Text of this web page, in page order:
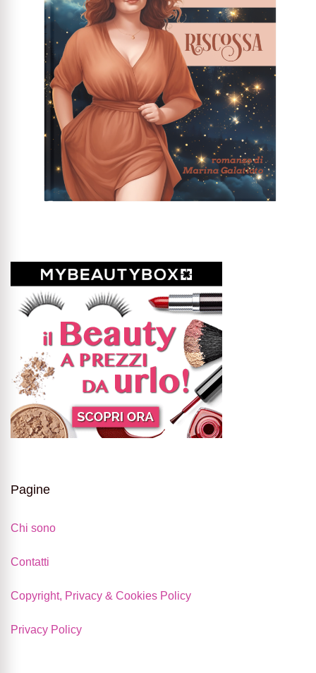
Pagine
Chi sono
Contatti
Copyright, Privacy & Cookies Policy
Privacy Policy